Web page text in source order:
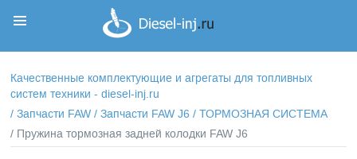
Качественные комплектующие и агрегаты для топливных
систем техники - diesel-inj.ru
/Запчасти FAW /Запчасти FAW J6 /ТОРМОЗНАЯ СИСТЕМА
/ Пружина тормозная задней колодки FAW J6